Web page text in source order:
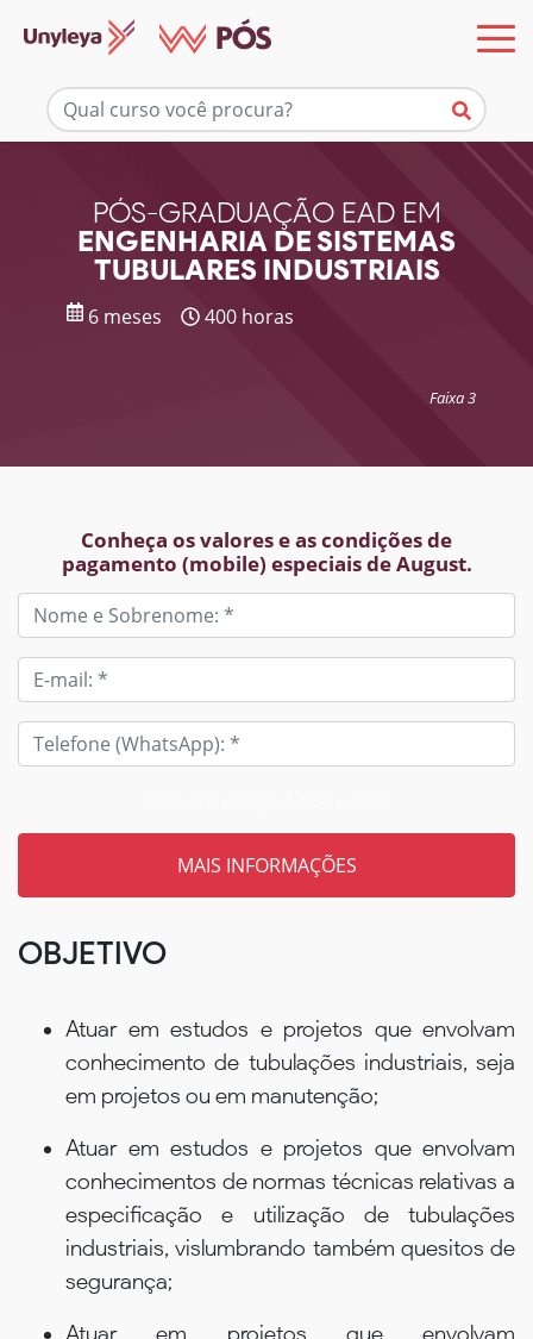
PÓS-GRADUAÇÃO EAD EM
ENGENHARIA DE SISTEMAS
TUBULARES INDUSTRIAIS
6 meses 400 horas
Faixa 3
Conheça os valores e as condições de
pagamento (mobile) especiais de August.
Mais informações
OBJETIVO
Atuar em estudos e projetos que envolvam
conhecimento de tubulações industriais, seja
em projetos ou em manutenção;
Atuar em estudos e projetos que envolvam
conhecimentos de normas técnicas relativas a
especificação e utilização de tubulações
industriais, vislumbrando também quesitos de
segurança;
Atuar em projetos que envolvam